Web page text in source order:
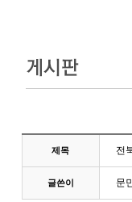
제목 전
글쓴이 문